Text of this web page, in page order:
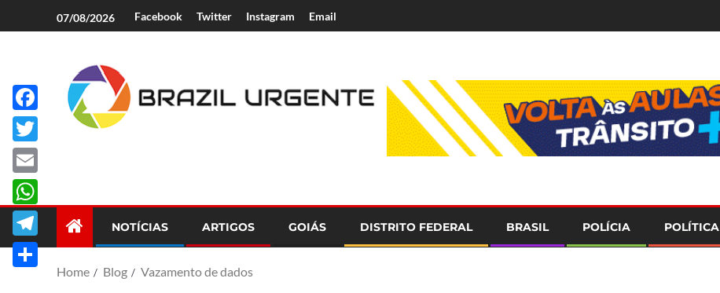
07/08/2026 Facebook Twitter Instagram Email
NOTÍCIAS ARTIGOS GOIÁS DISTRITO FEDERAL BRASIL POLÍCIA POLÍTICA
Home Blog Vazamento de dados
Facebook
Twitter
Email
WhatsApp
Telegram